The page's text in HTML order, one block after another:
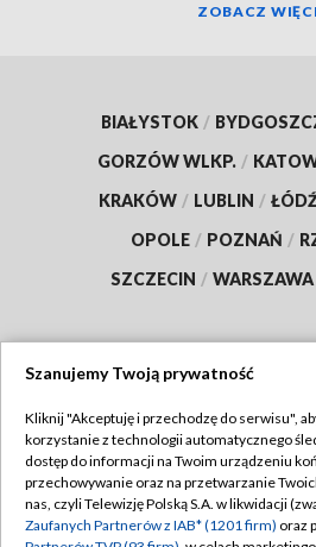
ZOBACZ
BIAŁYSTOK /
GORZÓW WLKP. /
KRAKÓW / LUBLIN /
OPOLE / POZNAŃ /
SZCZECIN / WARSZAWA
TVP
Abonament TVP
Emisja w TVP
Regulamin
Polityka
Szanujemy Twoją prywatność
Kliknij "Akceptuję i przechodzę do serwisu",
korzystanie z technologii automatycznego
dostęp do informacji na Twoim urządzeniu
przechowywanie oraz na przetwarzanie
nas, czyli Telewizję Polską S.A. w likwidacji
Zaufanych Partnerów z IAB* (1201 firm) oraz